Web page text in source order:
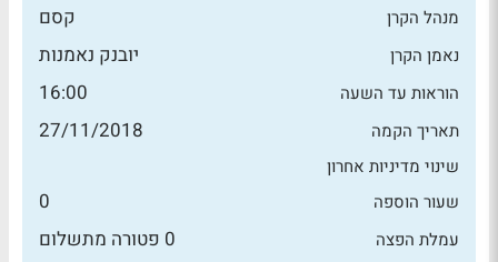
מנהל הקרן קסם
נאמן הקרן יובנק נאמנות
הוראות עד השעה 16:00
תאריך הקמה 27/11/2018
שינוי מדיניות אחרון
שעור הוספה
0
עמלת הפצה 0 פטורה מתשלום